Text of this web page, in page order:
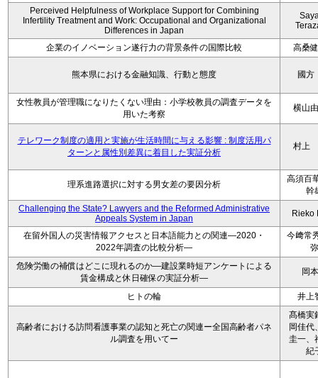
Perceived Helpfulness of Workplace Support for Combining
Infertility Treatment and Work: Occupational and Organizational
Differences in Japan
企業のイノベーション遂行力の背景条件の国際比較 高桑
熊本県における金融知識、行動と態度 國
女性教員が管理職になりたくない理由：小学校教員の調査データを
用いた考察
横山
テレワーク制度の適用と実施が生活時間に与える影響 : 制度活用パ
ターンと属性別差異に着目した実証分析
村上
理系進路選択に対する男女差の要因分析
高須百
幹
Challenging the State? Lawyers and the Reformed Administrative
Appeals System in Japan
Rieko
在留外国人の災害情報アクセスと日本語能力との関連―2020・
2022年調査の比較分析―
今﨑常
弥
危険労働の補償はどこに現れるのか―建設業時短アンケートによる
賃金構成と休日確保の実証分析―
岡
ヒトの輪 井上
高齢者における訪問看護事業の認知と死亡の関連ー全国高齢者パネ
ル調査を用いてー
髙橋実
岡佳代
圭一、
紀